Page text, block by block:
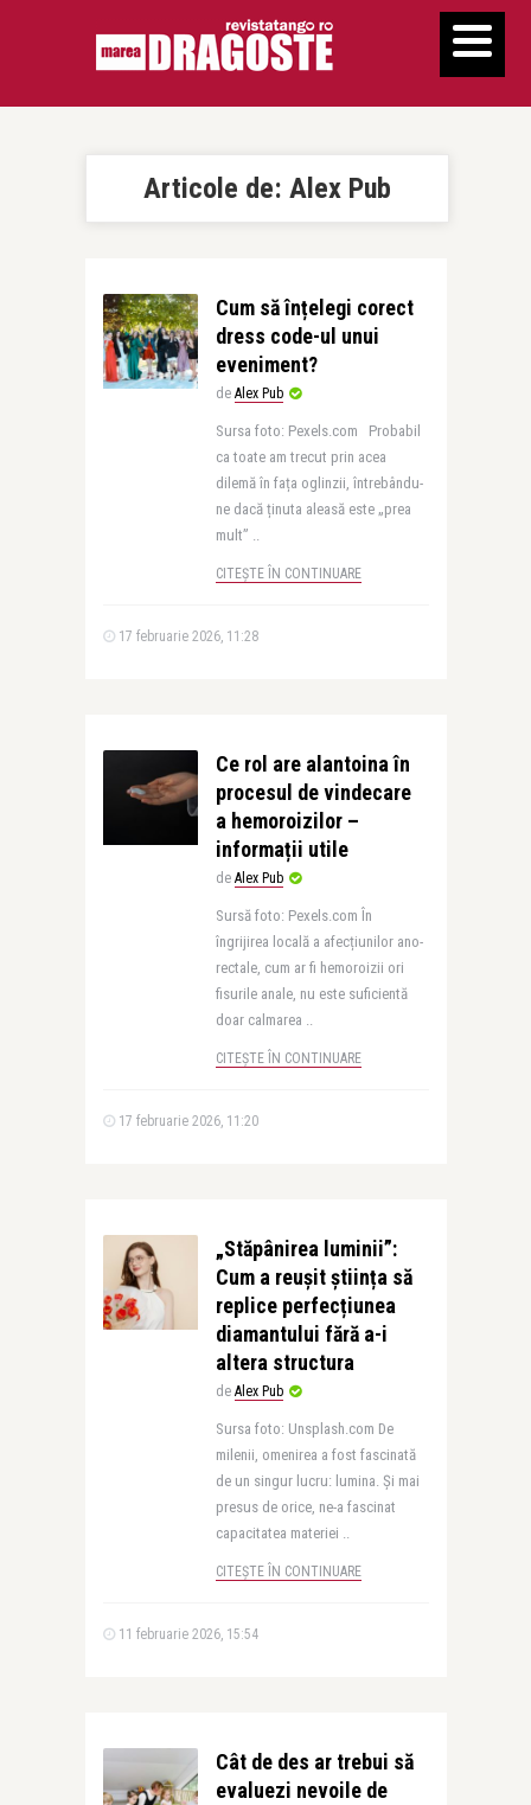
Articole de: Alex Pub
Cum să înțelegi corect
dress code-ul unui
eveniment?
de Alex Pub
Sursa foto: Pexels.com Probabil
ca toate am trecut prin acea
dilemă în fața oglinzii, întrebându-
ne dacă ținuta aleasă este „prea
mult” ..
CITEȘTE ÎN CONTINUARE
17 februarie 2026, 11:28
Ce rol are alantoina în
procesul de vindecare
a hemoroizilor –
informații utile
de Alex Pub
Sursă foto: Pexels.com În
îngrijirea locală a afecțiunilor ano-
rectale, cum ar fi hemoroizii ori
fisurile anale, nu este suficientă
doar calmarea ..
CITEȘTE ÎN CONTINUARE
17 februarie 2026, 11:20
„Stăpânirea luminii”:
Cum a reușit știința să
replice perfecțiunea
diamantului fără a-i
altera structura
de Alex Pub
Sursa foto: Unsplash.com De
milenii, omenirea a fost fascinată
de un singur lucru: lumina. Și mai
presus de orice, ne-a fascinat
capacitatea materiei ..
CITEȘTE ÎN CONTINUARE
11 februarie 2026, 15:54
Cât de des ar trebui să
evaluezi nevoile de